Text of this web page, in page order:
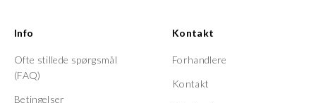
Info
Ofte stillede spørgsmål
(FAQ)
Betingelser
Kontakt
Forhandlere
Kontakt